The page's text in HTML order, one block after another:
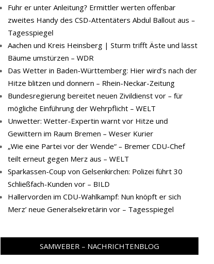
Fuhr er unter Anleitung? Ermittler werten offenbar
zweites Handy des CSD-Attentäters Abdul Ballout aus –
Tagesspiegel
Aachen und Kreis Heinsberg | Sturm trifft Äste und lässt
Bäume umstürzen – WDR
Das Wetter in Baden-Württemberg: Hier wird’s nach der
Hitze blitzen und donnern – Rhein-Neckar-Zeitung
Bundesregierung bereitet neuen Zivildienst vor – für
mögliche Einführung der Wehrpflicht – WELT
Unwetter: Wetter-Expertin warnt vor Hitze und
Gewittern im Raum Bremen – Weser Kurier
„Wie eine Partei vor der Wende“ – Bremer CDU-Chef
teilt erneut gegen Merz aus – WELT
Sparkassen-Coup von Gelsenkirchen: Polizei führt 30
Schließfach-Kunden vor – BILD
Hallervorden im CDU-Wahlkampf: Nun knöpft er sich
Merz’ neue Generalsekretärin vor – Tagesspiegel
SAMWEBER – NACHRICHTENBLOG